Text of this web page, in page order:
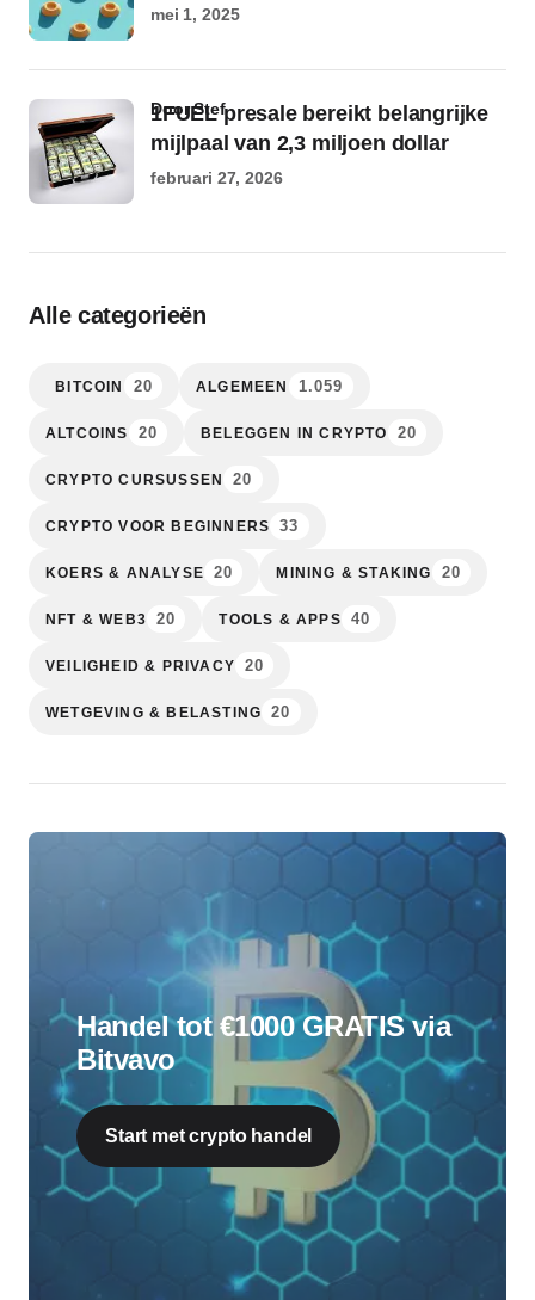
mei 1, 2025
1FUEL presale bereikt belangrijke
mijlpaal van 2,3 miljoen dollar
door Stef
februari 27, 2026
Alle categorieën
BITCOIN 20 ALGEMEEN 1.059
ALTCOINS 20 BELEGGEN IN CRYPTO 20
CRYPTO CURSUSSEN 20
CRYPTO VOOR BEGINNERS 33
KOERS & ANALYSE 20 MINING & STAKING 20
NFT & WEB3 20 TOOLS & APPS 40
VEILIGHEID & PRIVACY 20
WETGEVING & BELASTING 20
Handel tot €1000 GRATIS via
Bitvavo
Start met crypto handel